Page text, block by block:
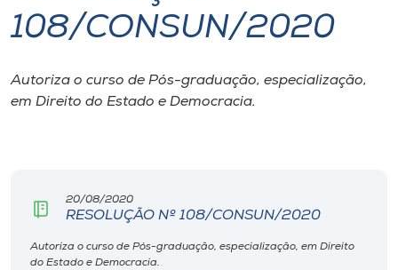
I.nova
Diplomados
CPA
Biblioteca
108/CONSUN/2020
Autoriza o curso de Pós-graduação, especialização,
em Direito do Estado e Democracia.
20/08/2020
RESOLUÇÃO Nº 108/CONSUN/2020
Autoriza o curso de Pós-graduação, especialização, em Direito
do Estado e Democracia.